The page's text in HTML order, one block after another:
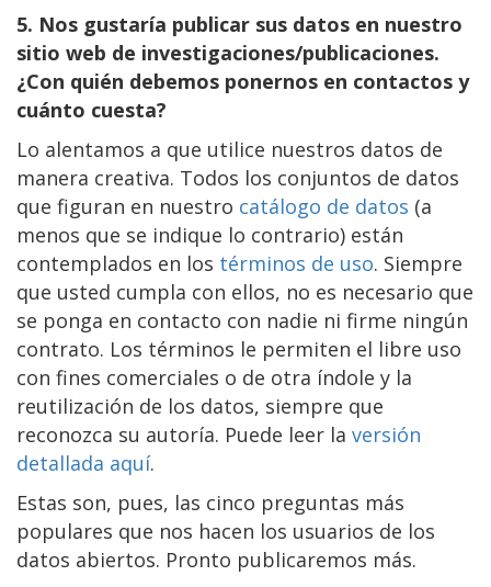
5. Nos gustaría publicar sus datos en nuestro
sitio web de investigaciones/publicaciones.
¿Con quién debemos ponernos en contactos y
cuánto cuesta?
Lo alentamos a que utilice nuestros datos de
manera creativa. Todos los conjuntos de datos
que figuran en nuestro catálogo de datos (a
menos que se indique lo contrario) están
contemplados en los términos de uso. Siempre
que usted cumpla con ellos, no es necesario que
se ponga en contacto con nadie ni firme ningún
contrato. Los términos le permiten el libre uso
con fines comerciales o de otra índole y la
reutilización de los datos, siempre que
reconozca su autoría. Puede leer la versión
detallada aquí.
Estas son, pues, las cinco preguntas más
populares que nos hacen los usuarios de los
datos abiertos. Pronto publicaremos más.